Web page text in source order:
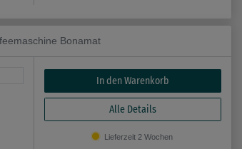
Bonamat
In den Warenkorb
Alle Details
Lieferzeit 2 Wochen